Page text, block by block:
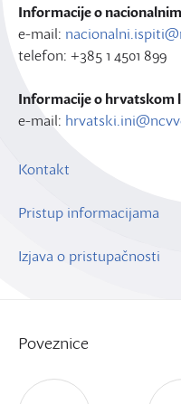
Informacije o
e-mail:
telefon: +385 1 4501 899
Informacije o hrvatskom
e-mail:
Kontakt
Pristup informacijama
Izjava o pristupačnosti
Poveznice